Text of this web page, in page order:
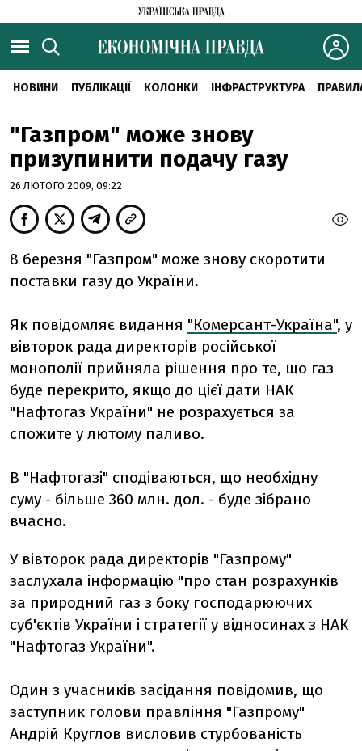
НОВИНИ ПУБЛІКАЦІЇ КОЛОНКИ ІНФРАСТРУКТУРА
"Газпром" може знову
призупинити подачу газу
26 ЛЮТОГО 2009, 09:22
8 березня "Газпром" може знову скоротити
поставки газу до України.
Як повідомляє видання "Комерсант-Україна", у
вівторок рада директорів російської
монополії прийняла рішення про те, що газ
буде перекрито, якщо до цієї дати НАК
"Нафтогаз України" не розрахується за
спожите у лютому паливо.
В "Нафтогазі" сподіваються, що необхідну
суму - більше 360 млн. дол. - буде зібрано
вчасно.
У вівторок рада директорів "Газпрому"
заслухала інформацію "про стан розрахунків
за природний газ з боку господарюючих
суб'єктів України і стратегії у відносинах з НАК
"Нафтогаз України".
Один з учасників засідання повідомив, що
заступник голови правління "Газпрому"
Андрій Круглов висловив стурбованість